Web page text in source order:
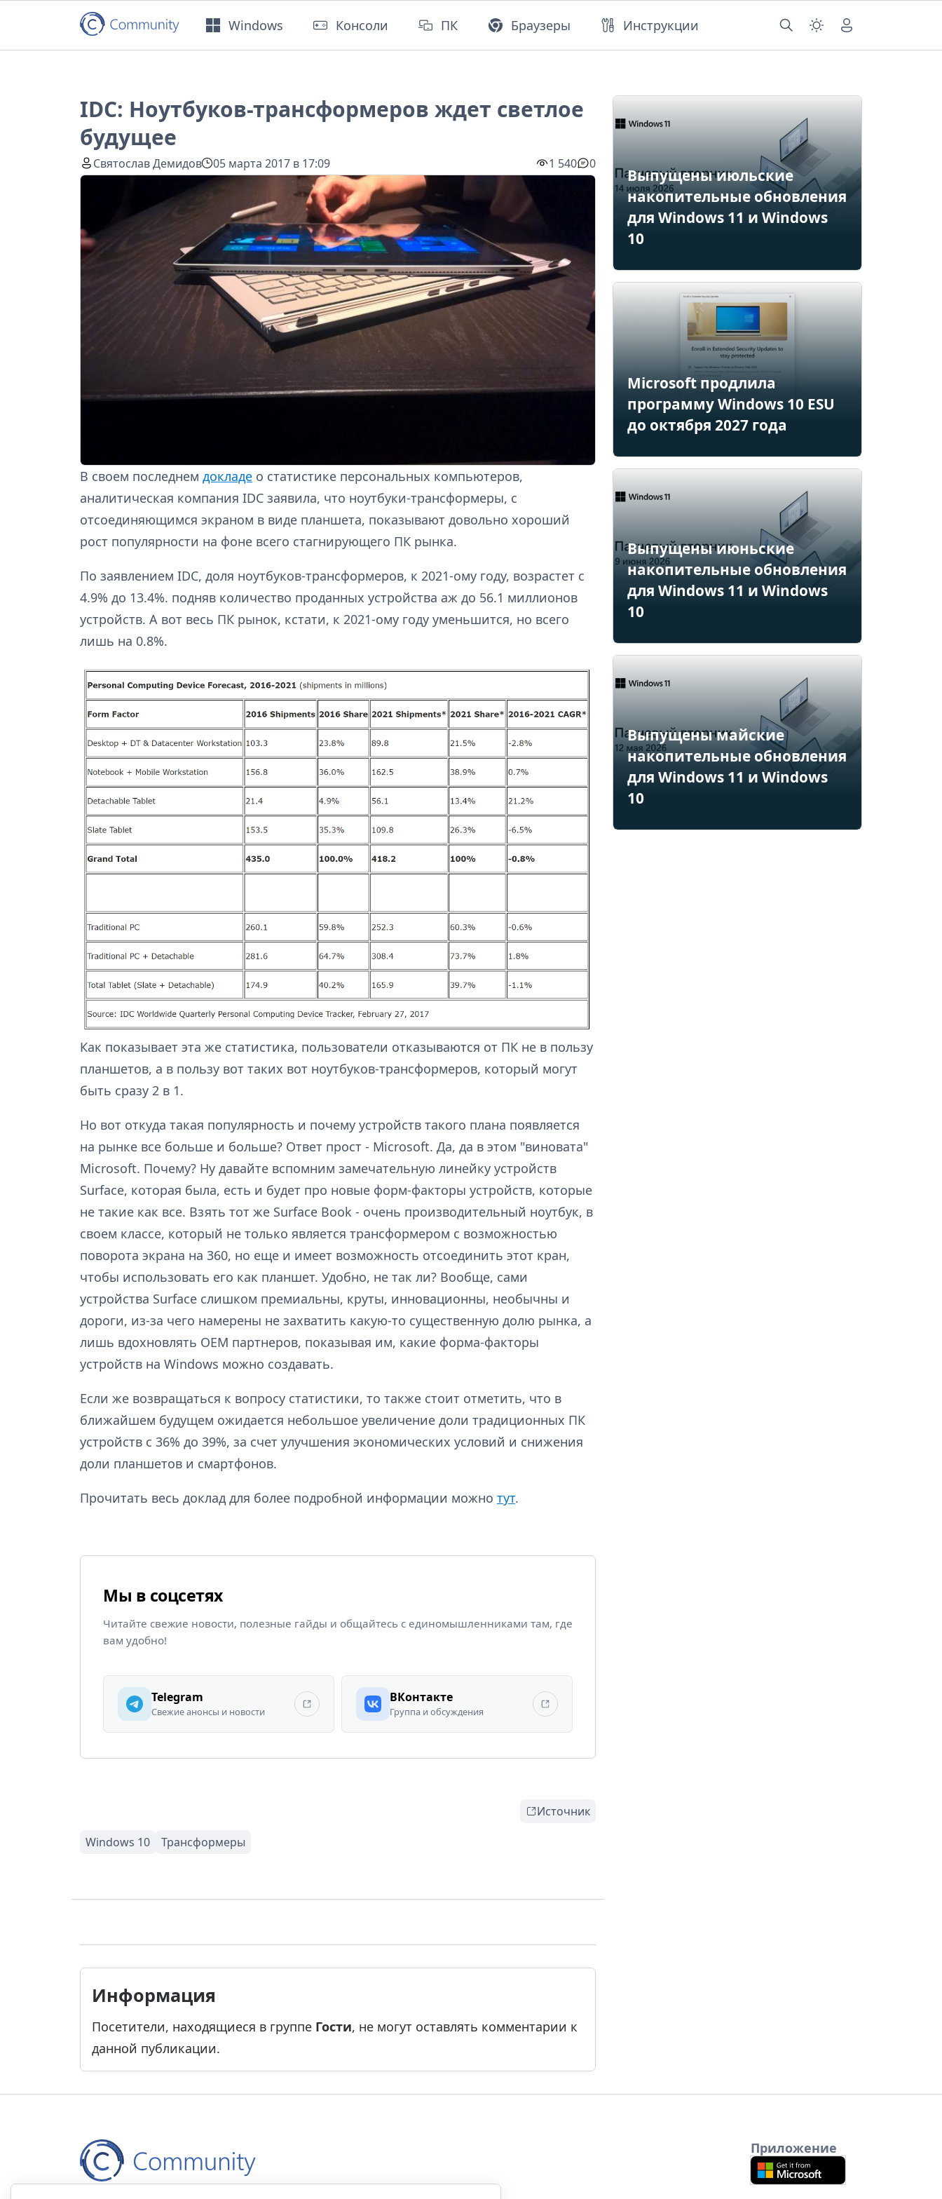
Windows Консоли ПК Браузеры Инструкции
IDC: Ноутбуков-трансформеров ждет светлое
будущее
Святослав Демидов 05 марта 2017 в 17:09 1 540 0
В своем последнем докладе о статистике персональных компьютеров,
аналитическая компания IDC заявила, что ноутбуки-трансформеры, с
отсоединяющимся экраном в виде планшета, показывают довольно хороший
рост популярности на фоне всего стагнирующего ПК рынка.
По заявлением IDC, доля ноутбуков-трансформеров, к 2021-ому году, возрастет с
4.9% до 13.4%. подняв количество проданных устройства аж до 56.1 миллионов
устройств. А вот весь ПК рынок, кстати, к 2021-ому году уменьшится, но всего
лишь на 0.8%.
Как показывает эта же статистика, пользователи отказываются от ПК не в пользу
планшетов, а в пользу вот таких вот ноутбуков-трансформеров, который могут
быть сразу 2 в 1.
Но вот откуда такая популярность и почему устройств такого плана появляется
на рынке все больше и больше? Ответ прост - Microsoft. Да, да в этом "виновата"
Microsoft. Почему? Ну давайте вспомним замечательную линейку устройств
Surface, которая была, есть и будет про новые форм-факторы устройств, которые
не такие как все. Взять тот же Surface Book - очень производительный ноутбук, в
своем классе, который не только является трансформером с возможностью
поворота экрана на 360, но еще и имеет возможность отсоединить этот кран,
чтобы использовать его как планшет. Удобно, не так ли? Вообще, сами
устройства Surface слишком премиальны, круты, инновационны, необычны и
дороги, из-за чего намерены не захватить какую-то существенную долю рынка, а
лишь вдохновлять OEM партнеров, показывая им, какие форма-факторы
устройств на Windows можно создавать.
Если же возвращаться к вопросу статистики, то также стоит отметить, что в
ближайшем будущем ожидается небольшое увеличение доли традиционных ПК
устройств с 36% до 39%, за счет улучшения экономических условий и снижения
доли планшетов и смартфонов.
Прочитать весь доклад для более подробной информации можно тут.
Мы в соцсетях
Читайте свежие новости, полезные гайды и общайтесь с единомышленниками там, где
вам удобно!
Telegram
Свежие анонсы и новости
ВКонтакте
Группа и обсуждения
Источник
Информация
Посетители, находящиеся в группе Гости, не могут оставлять комментарии к
данной публикации.
Выпущены июльские
накопительные обновления
для Windows 11 и Windows
10
Microsoft продлила
программу Windows 10 ESU
до октября 2027 года
Выпущены июньские
накопительные обновления
для Windows 11 и Windows
10
Выпущены майские
накопительные обновления
для Windows 11 и Windows
10
Приложение